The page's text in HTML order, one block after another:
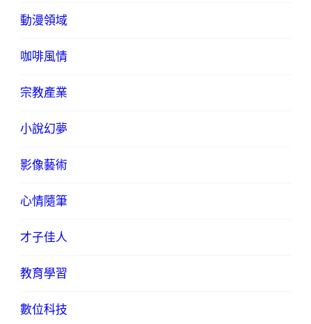
動漫領域
咖啡風情
宗教產業
小說幻夢
影像藝術
心情隨筆
才子佳人
教育學習
數位科技